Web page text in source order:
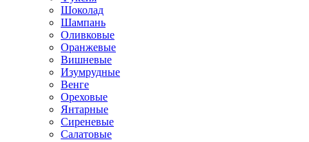
Шоколад
Шампань
Оливковые
Оранжевые
Вишневые
Изумрудные
Венге
Ореховые
Янтарные
Сиреневые
Салатовые